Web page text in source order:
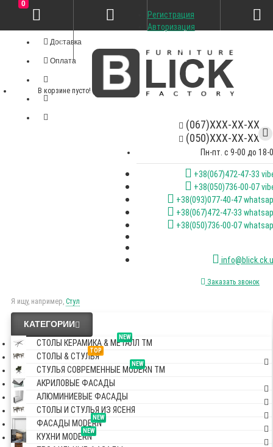
Доставка
Оплата
(067)XXX-XX-XX
(050)XXX-XX-XX
Пн-пт. с 9-00 до 18-
+38(067)472-47-33
+38(050)736-00-07
+38(093)077-40-47
+38(067)472-47-33
+38(050)736-00-07
Заказать звонок
Я ищу, например, Стул
Регистрация
Авторизация
0
В корзине пусто!
КАТЕГОРИИ
NEW
СТОЛЫ КЕРАМИКА & МЕТАЛЛ TM
TOP
СТОЛЫ & СТУЛЬЯ
NEW
СТУЛЬЯ СОВРЕМЕННЫЕ MODERN TM
АКРИЛОВЫЕ ФАСАДЫ
АЛЮМИНИЕВЫЕ ФАСАДЫ
СТОЛЫ И СТУЛЬЯ ИЗ ЯСЕНЯ
NEW
ФАСАДЫ MODERN
NEW
КУХНИ MODERN